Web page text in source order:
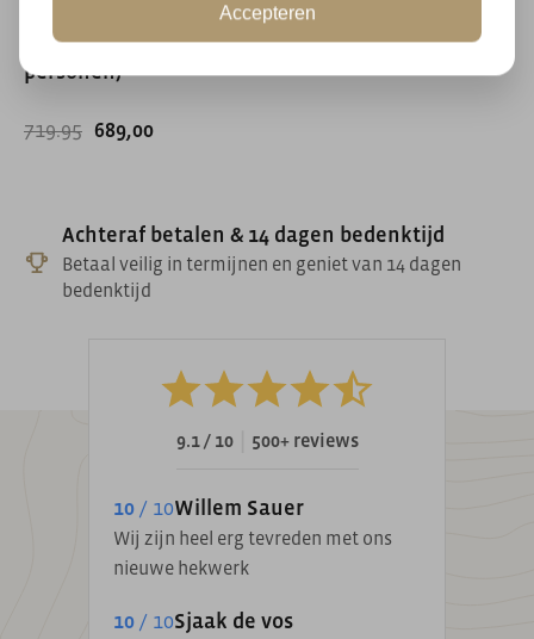
AANBIEDING
Picknickset Mykonos 180 x 90 x 74
cm wit gepoedercoat (4-6
personen)
719.95 689,00
Achteraf betalen & 14 dagen bedenktijd
Betaal veilig in termijnen en geniet van 14 dagen
bedenktijd
9.1 / 10 500+ reviews
10 / 10Willem Sauer
Wij zijn heel erg tevreden met ons
nieuwe hekwerk
10 / 10Sjaak de vos
Accepteren